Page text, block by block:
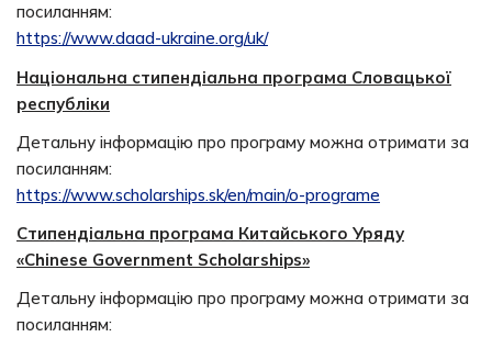
посиланням:
https://www.daad-ukraine.org/uk/
Національна стипендіальна програма Словацької
республіки
Детальну інформацію про програму можна отримати за
посиланням:
https://www.scholarships.sk/en/main/o-programe
Стипендіальна програма Китайського Уряду
«Chinese Government Scholarships»
Детальну інформацію про програму можна отримати за
посиланням: